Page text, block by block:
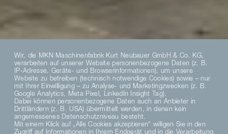
Wir, die MKN Maschinenfabrik Kurt Neubauer GmbH & Co. KG,
verarbeiten auf unserer Website personenbezogene Daten (z. B.
IP-Adresse, Geräte- und Browserinformationen), um unsere
Website zu betreiben (technisch notwendige Cookies) sowie – nur
mit Ihrer Einwilligung – zu Analyse- und Marketingzwecken (z. B.
Google Analytics, Meta Pixel, LinkedIn Insight Tag).
Dabei können personenbezogene Daten auch an Anbieter in
Drittländern (z. B. USA) übermittelt werden, in denen kein
angemessenes Datenschutzniveau besteht.
Mit einem Klick auf „Alle Cookies akzeptieren“ willigen Sie in den
Zugriff auf Informationen in Ihrem Endgerät und in die Verarbeitung